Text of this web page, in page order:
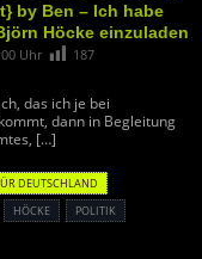
by Ben – Ich habe
Höcke einzuladen
Uhr 187
das ich je bei
dann in Begleitung
[…]
DEUTSCHLAND
HÖCKE
POLITIK